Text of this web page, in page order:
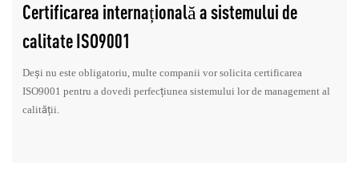
Certificarea internațională a sistemului de
calitate ISO9001
Deși nu este obligatoriu, multe companii vor solicita certificarea
ISO9001 pentru a dovedi perfecțiunea sistemului lor de management al
calității.